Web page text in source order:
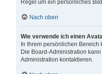
Regel um ein persönliches
Nach oben
Wie verwende ich einen
In Ihrem persönlichen
Die Board-Administration
Administration kontaktieren.